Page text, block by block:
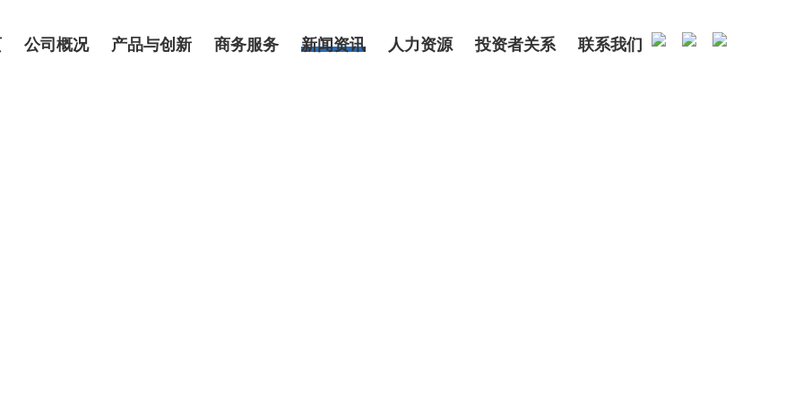
公司概况 产品与创新 商务服务 新闻资讯 人力资源 投资者关系 联系我们